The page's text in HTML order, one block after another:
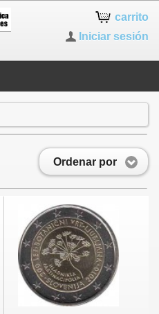
carrito
Iniciar sesión
Ordenar por